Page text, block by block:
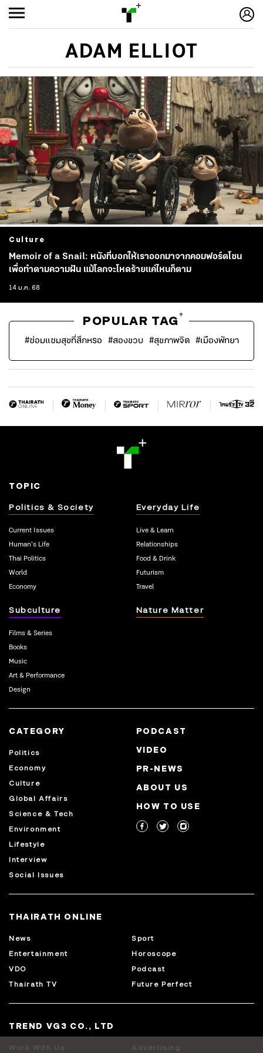
ADAM ELLIOT
Culture
Memoir of a Snail: หนังที่บอกให้เราออกมาจากคอมฟอร์ตโซน
เพื่อทำตามความฝัน แม้โลกจะโหดร้ายแค่ไหนก็ตาม
14 ม.ค. 68
POPULAR TAG
+
#ซ่อมแซมสุขที่สึกหรอ #สองขวบ #สุขภาพจิต #เมืองพัทยา
TOPIC
Politics & Society
Current Issues
Human’s Life
Thai Politics
World
Economy
Everyday Life
Live & Learn
Relationships
Food & Drink
Futurism
Travel
Subculture
Films & Series
Books
Music
Art & Performance
Design
Nature Matter
CATEGORY
Politics
Economy
Culture
Global Affairs
Science & Tech
Environment
Lifestyle
Interview
Social Issues
PODCAST
VIDEO
PR-NEWS
ABOUT US
HOW TO USE
THAIRATH ONLINE
News
Sport
Entertainment
Horoscope
VDO
Podcast
Thairath TV
Future Perfect
TREND VG3 CO., LTD
Work With Us Advertising